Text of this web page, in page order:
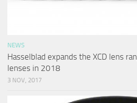
NEWS
Hasselblad expands the XCD lens
lenses in 2018
3 NOV, 2017